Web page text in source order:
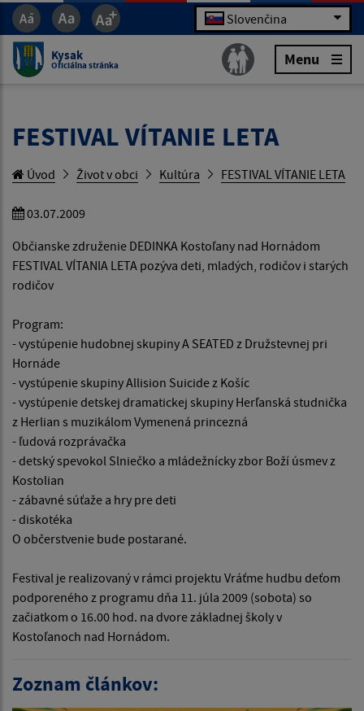
Slovenčina
Kysak
Oficiálna stránka Menu
FESTIVAL VÍTANIE LETA
Úvod Život v obci Kultúra FESTIVAL VÍTANIE LETA
03.07.2009
Občianske združenie DEDINKA Kostoľany nad Hornádom
FESTIVAL VÍTANIA LETA pozýva deti, mladých, rodičov i starých
rodičov
Program:
- vystúpenie hudobnej skupiny A SEATED z Družstevnej pri
Hornáde
- vystúpenie skupiny Allision Suicide z Košíc
- vystúpenie detskej dramatickej skupiny Herľanská studnička
z Herlian s muzikálom Vymenená princezná
- ľudová rozprávačka
- detský spevokol Slniečko a mládežnícky zbor Boží úsmev z
Kostolian
- zábavné súťaže a hry pre deti
- diskotéka
O občerstvenie bude postarané.
Festival je realizovaný v rámci projektu Vráťme hudbu deťom
podporeného z programu dňa 11. júla 2009 (sobota) so
začiatkom o 16.00 hod. na dvore základnej školy v
Kostoľanoch nad Hornádom.
Zoznam článkov: